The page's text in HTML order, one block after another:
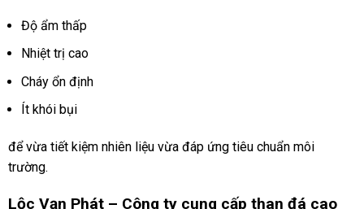
Độ ẩm thấp
Nhiệt trị cao
Cháy ổn định
Ít khói bụi
để vừa tiết kiệm nhiên liệu vừa đáp ứng tiêu chuẩn môi
trường.
Lộc Vạn Phát – Công ty cung cấp than đá cao